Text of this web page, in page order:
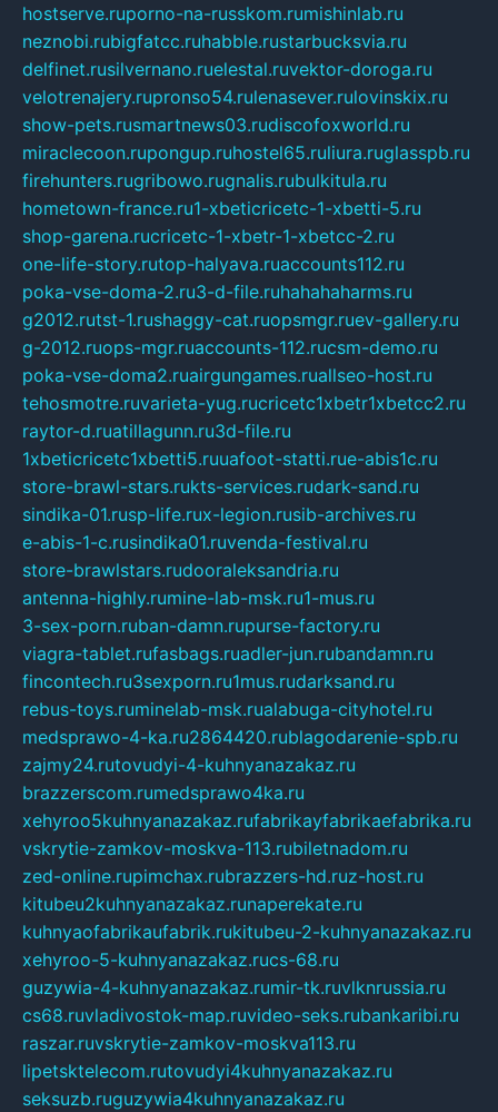
hostserve.ruporno-na-russkom.rumishinlab.ru
neznobi.rubigfatcc.ruhabble.rustarbucksvia.ru
delfinet.rusilvernano.ruelestal.ruvektor-doroga.ru
velotrenajery.rupronso54.rulenasever.rulovinskix.ru
show-pets.rusmartnews03.rudiscofoxworld.ru
miraclecoon.rupongup.ruhostel65.ruliura.ruglasspb.ru
firehunters.rugribowo.rugnalis.rubulkitula.ru
hometown-france.ru1-xbeticricetc-1-xbetti-5.ru
shop-garena.rucricetc-1-xbetr-1-xbetcc-2.ru
one-life-story.rutop-halyava.ruaccounts112.ru
poka-vse-doma-2.ru3-d-file.ruhahahaharms.ru
g2012.rutst-1.rushaggy-cat.ruopsmgr.ruev-gallery.ru
g-2012.ruops-mgr.ruaccounts-112.rucsm-demo.ru
poka-vse-doma2.ruairgungames.ruallseo-host.ru
tehosmotre.ruvarieta-yug.rucricetc1xbetr1xbetcc2.ru
raytor-d.ruatillagunn.ru3d-file.ru
1xbeticricetc1xbetti5.ruuafoot-statti.rue-abis1c.ru
store-brawl-stars.rukts-services.rudark-sand.ru
sindika-01.rusp-life.rux-legion.rusib-archives.ru
e-abis-1-c.rusindika01.ruvenda-festival.ru
store-brawlstars.rudooraleksandria.ru
antenna-highly.rumine-lab-msk.ru1-mus.ru
3-sex-porn.ruban-damn.rupurse-factory.ru
viagra-tablet.rufasbags.ruadler-jun.rubandamn.ru
fincontech.ru3sexporn.ru1mus.rudarksand.ru
rebus-toys.ruminelab-msk.rualabuga-cityhotel.ru
medsprawo-4-ka.ru2864420.rublagodarenie-spb.ru
zajmy24.rutovudyi-4-kuhnyanazakaz.ru
brazzerscom.rumedsprawo4ka.ru
xehyroo5kuhnyanazakaz.rufabrikayfabrikaefabrika.ru
vskrytie-zamkov-moskva-113.rubiletnadom.ru
zed-online.rupimchax.rubrazzers-hd.ruz-host.ru
kitubeu2kuhnyanazakaz.runaperekate.ru
kuhnyaofabrikaufabrik.rukitubeu-2-kuhnyanazakaz.ru
xehyroo-5-kuhnyanazakaz.rucs-68.ru
guzywia-4-kuhnyanazakaz.rumir-tk.ruvlknrussia.ru
cs68.ruvladivostok-map.ruvideo-seks.rubankaribi.ru
raszar.ruvskrytie-zamkov-moskva113.ru
lipetsktelecom.rutovudyi4kuhnyanazakaz.ru
seksuzb.ruguzywia4kuhnyanazakaz.ru